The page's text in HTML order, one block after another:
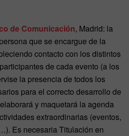
de Comunicación, Madrid: la
que se encargue de la
contacto con los distintos
de cada evento (a los
la presencia de todos los
para el correcto desarrollo de
y maquetará la agenda
extraordinarias (eventos,
Es necesaria Titulación en